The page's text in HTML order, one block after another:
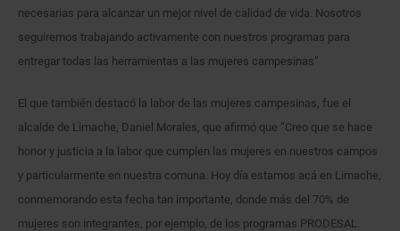
necesarias para alcanzar un mejor nivel de calidad de vida. Nosotros
seguiremos trabajando activamente con nuestros programas para
entregar todas las herramientas a las mujeres campesinas”
El que también destacó la labor de las mujeres campesinas, fue el
alcalde de Limache, Daniel Morales, que afirmó que “Creo que se hace
honor y justicia a la labor que cumplen las mujeres en nuestros campos
y particularmente en nuestra comuna. Hoy día estamos acá en Limache,
conmemorando esta fecha tan importante, donde más del 70% de
mujeres son integrantes, por ejemplo, de los programas PRODESAL.